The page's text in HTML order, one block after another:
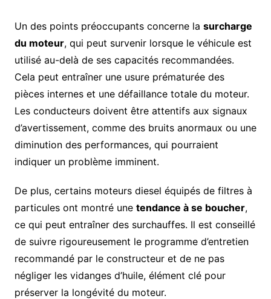
Un des points préoccupants concerne la surcharge
du moteur, qui peut survenir lorsque le véhicule est
utilisé au-delà de ses capacités recommandées.
Cela peut entraîner une usure prématurée des
pièces internes et une défaillance totale du moteur.
Les conducteurs doivent être attentifs aux signaux
d’avertissement, comme des bruits anormaux ou une
diminution des performances, qui pourraient
indiquer un problème imminent.
De plus, certains moteurs diesel équipés de filtres à
particules ont montré une tendance à se boucher,
ce qui peut entraîner des surchauffes. Il est conseillé
de suivre rigoureusement le programme d’entretien
recommandé par le constructeur et de ne pas
négliger les vidanges d’huile, élément clé pour
préserver la longévité du moteur.